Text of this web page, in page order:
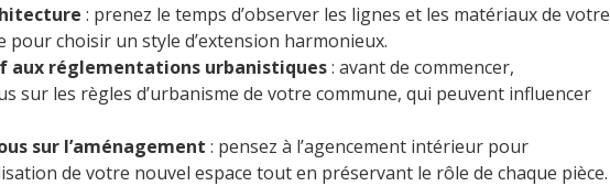
: prenez le temps d’observer les lignes et les matériaux de votre
pour choisir un style d’extension harmonieux.
aux réglementations urbanistiques: avant de commencer,
sur les règles d’urbanisme de votre commune, qui peuvent influencer
sur l’aménagement : pensez à l’agencement intérieur pour
de votre nouvel espace tout en préservant le rôle de chaque pièce.